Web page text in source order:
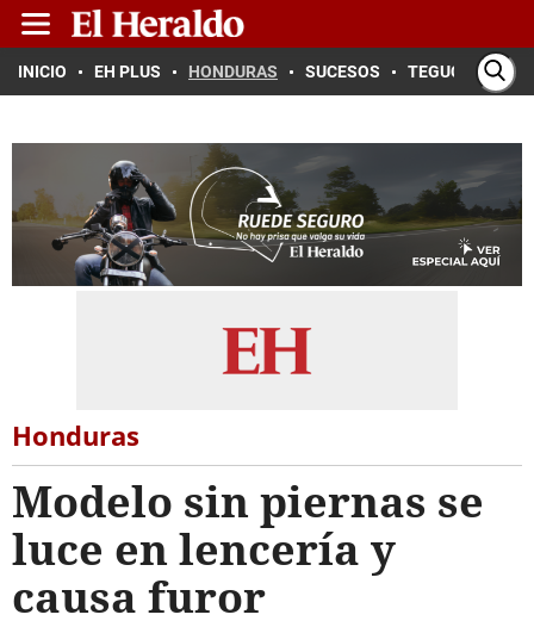
INICIO EH PLUS HONDURAS SUCESOS TEGUCIGALPA
Honduras
Modelo sin piernas se
luce en lencería y
causa furor